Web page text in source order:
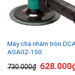
Máy chà nhám tròn
ASA02-150
730.000₫ 628.000